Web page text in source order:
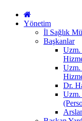
Yönetim
İl Sağlık
Başkanlar
Uzm.
Dr.